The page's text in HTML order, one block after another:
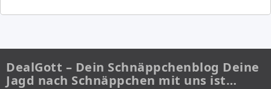
DealGott – Dein Schnäppchenblog Deine
Jagd nach Schnäppchen mit uns ist…